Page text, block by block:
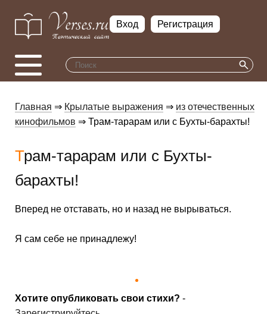
Вход Регистрация
Хотите опубликовать свои стихи? -
Главная ⇒ Крылатые выражения ⇒ из отечественных
кинофильмов ⇒ Трам-тарарам или с Бухты-барахты!
Трам-тарарам или с Бухты-
барахты!
Вперед не отставать, но и назад не вырываться.
Я сам себе не принадлежу!